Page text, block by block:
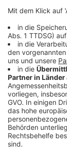
verpflichtende
"Das
aber
Kalthoff. "Was
schon
Inzidenzwerte
Sicherheit,
abgesichert
Anzeige